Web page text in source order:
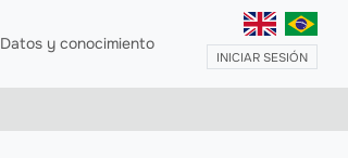
Datos y conocimiento MENÚ
INICIAR SESIÓN